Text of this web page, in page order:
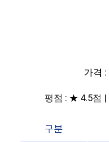
가격 :
평점 : ★ 4.5점 |
구분